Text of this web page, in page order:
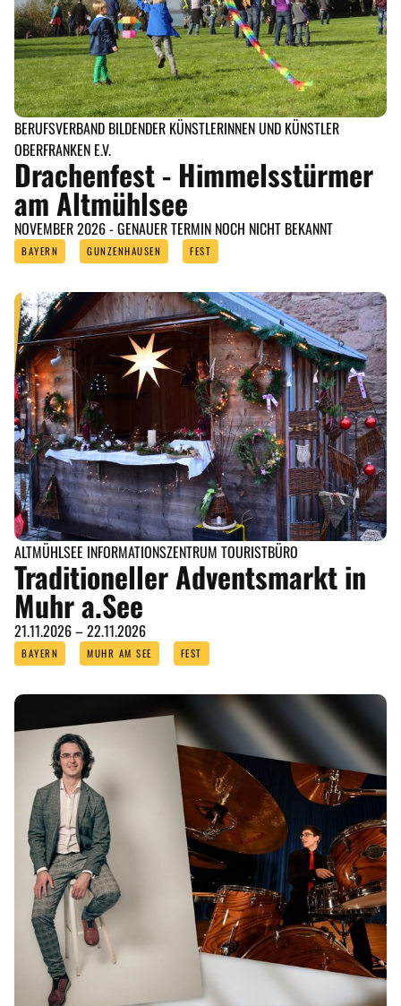
BERUFSVERBAND BILDENDER KÜNSTLERINNEN UND KÜNSTLER
OBERFRANKEN E.V.
Drachenfest - Himmelsstürmer
am Altmühlsee
NOVEMBER 2026 - GENAUER TERMIN NOCH NICHT BEKANNT
BAYERN GUNZENHAUSEN FEST
ALTMÜHLSEE INFORMATIONSZENTRUM TOURISTBÜRO
Traditioneller Adventsmarkt in
Muhr a.See
21.11.2026 – 22.11.2026
BAYERN MUHR AM SEE FEST